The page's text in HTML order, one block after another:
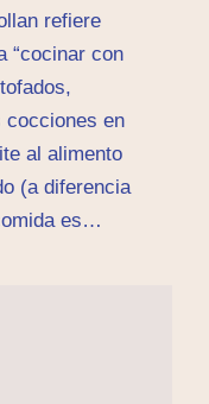
refiere
“cocinar con
cocciones en
al alimento
(a diferencia
es…